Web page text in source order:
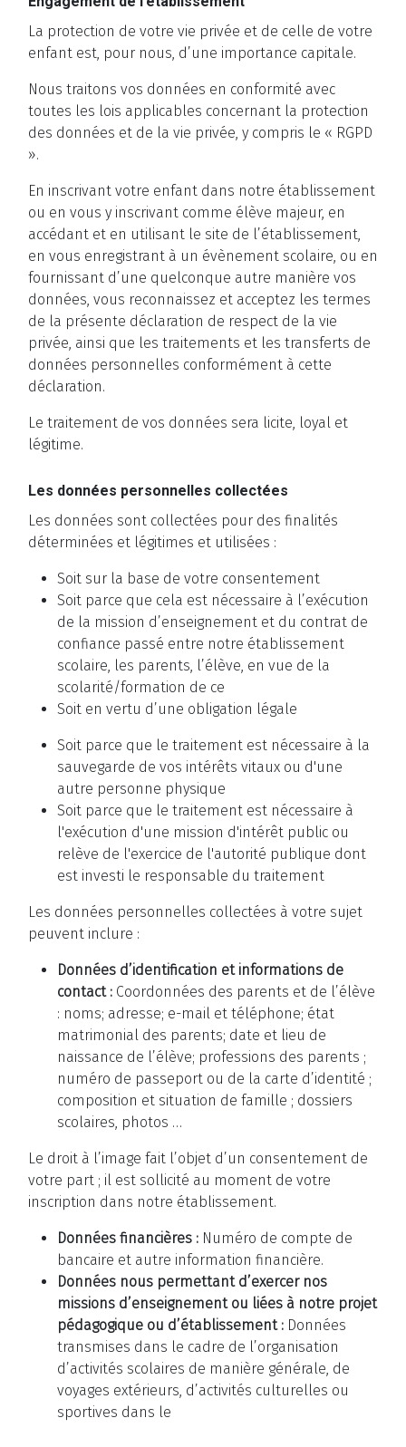
La protection de votre vie privée et de celle de votre
enfant est, pour nous, d’une importance capitale.
Nous traitons vos données en conformité avec
toutes les lois applicables concernant la protection
des données et de la vie privée, y compris le « RGPD
».
En inscrivant votre enfant dans notre établissement
ou en vous y inscrivant comme élève majeur, en
accédant et en utilisant le site de l’établissement,
en vous enregistrant à un évènement scolaire, ou en
fournissant d’une quelconque autre manière vos
données, vous reconnaissez et acceptez les termes
de la présente déclaration de respect de la vie
privée, ainsi que les traitements et les transferts de
données personnelles conformément à cette
déclaration.
Le traitement de vos données sera licite, loyal et
légitime.
Les données personnelles collectées
Les données sont collectées pour des finalités
déterminées et légitimes et utilisées :
Soit sur la base de votre consentement
Soit parce que cela est nécessaire à l’exécution
de la mission d’enseignement et du contrat de
confiance passé entre notre établissement
scolaire, les parents, l’élève, en vue de la
scolarité/formation de ce
Soit en vertu d’une obligation légale
Soit parce que le traitement est nécessaire à la
sauvegarde de vos intérêts vitaux ou d'une
autre personne physique
Soit parce que le traitement est nécessaire à
l'exécution d'une mission d'intérêt public ou
relève de l'exercice de l'autorité publique dont
est investi le responsable du traitement
Les données personnelles collectées à votre sujet
peuvent inclure :
Données d’identification et informations de
contact : Coordonnées des parents et de l’élève
: noms; adresse; e-mail et téléphone; état
matrimonial des parents; date et lieu de
naissance de l’élève; professions des parents ;
numéro de passeport ou de la carte d’identité ;
composition et situation de famille ; dossiers
scolaires, photos …
Le droit à l’image fait l’objet d’un consentement de
votre part ; il est sollicité au moment de votre
inscription dans notre établissement.
Données financières : Numéro de compte de
bancaire et autre information financière.
Données nous permettant d’exercer nos
missions d’enseignement ou liées à notre projet
pédagogique ou d’établissement : Données
transmises dans le cadre de l’organisation
d’activités scolaires de manière générale, de
voyages extérieurs, d’activités culturelles ou
sportives dans le